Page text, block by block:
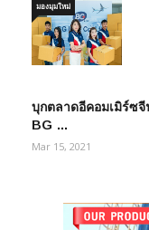
บุกตลาดอีคอมเมิร์ซ
BG …
มองมุมใหม่
Mar 15, 2021